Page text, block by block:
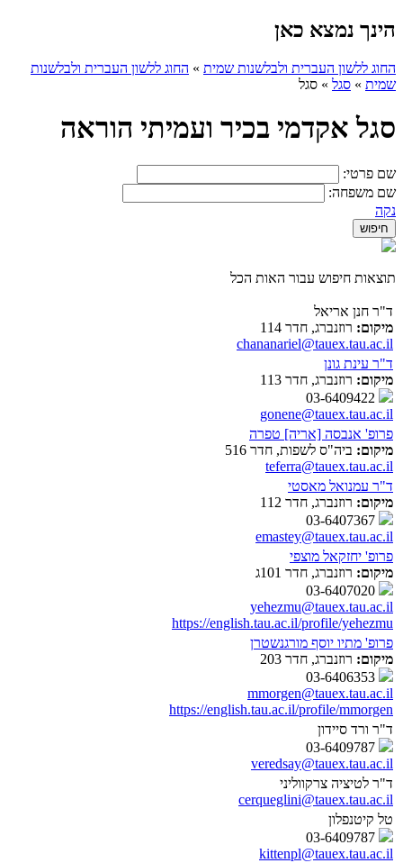
הינך נמצא כאן
החוג ללשון העברית ולבלשנות שמית » החוג ללשון העברית ולבלשנות
שמית » סגל » סגל
סגל אקדמי בכיר ועמיתי הוראה
שם פרטי:
שם משפחה:
נקה
תוצאות חיפוש עבור האות הכל
ד"ר חנן אריאל
מיקום: רוזנברג, חדר 114
chananariel@tauex.tau.ac.il
ד"ר עינת גונן
מיקום: רוזנברג, חדר 113
gonene@tauex.tau.ac.il
פרופ' אנבסה [אריה] טפרה
מיקום: ביה"ס לשפות, חדר 516
teferra@tauex.tau.ac.il
ד"ר עמנואל מאסטי
מיקום: רוזנברג, חדר 112
emastey@tauex.tau.ac.il
פרופ' יחזקאל מוצפי
מיקום: רוזנברג, חדר 101ג
yehezmu@tauex.tau.ac.il
https://english.tau.ac.il/profile/yehezmu
פרופ' מתיו יוסף מורגנשטרן
מיקום: רוזנברג, חדר 203
mmorgen@tauex.tau.ac.il
https://english.tau.ac.il/profile/mmorgen
ד"ר ורד סיידון
veredsay@tauex.tau.ac.il
ד"ר לטיציה צרקווליני
cerqueglini@tauex.tau.ac.il
טל קיטנפלון
kittenpl@tauex.tau.ac.il